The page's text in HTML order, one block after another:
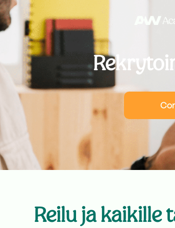
Reilu ja kaikille